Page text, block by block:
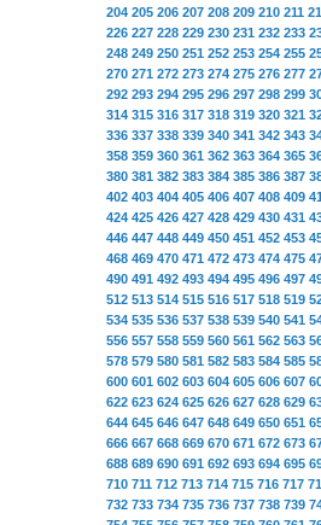
204 205 206 207 208 209 210 211
226 227 228 229 230 231 232 233
248 249 250 251 252 253 254 255
270 271 272 273 274 275 276 277
292 293 294 295 296 297 298 299
314 315 316 317 318 319 320 321
336 337 338 339 340 341 342 343
358 359 360 361 362 363 364 365
380 381 382 383 384 385 386 387
402 403 404 405 406 407 408 409
424 425 426 427 428 429 430 431
446 447 448 449 450 451 452 453
468 469 470 471 472 473 474 475
490 491 492 493 494 495 496 497
512 513 514 515 516 517 518 519
534 535 536 537 538 539 540 541
556 557 558 559 560 561 562 563
578 579 580 581 582 583 584 585
600 601 602 603 604 605 606 607
622 623 624 625 626 627 628 629
644 645 646 647 648 649 650 651
666 667 668 669 670 671 672 673
688 689 690 691 692 693 694 695
710 711 712 713 714 715 716 717
732 733 734 735 736 737 738 739